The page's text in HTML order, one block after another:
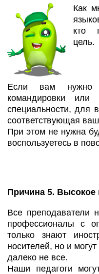
Как
кто
цель.
Если вам нужно
командировки или
специальности, для
соответствующая
При этом не нужна
воспользуетесь в
Причина 5. Высокое
Все преподаватели
профессионалы с
только знают
носителей, но и
далеко не все.
Наши педагоги